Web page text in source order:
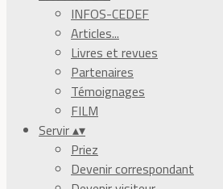
INFOS-CEDEF
Articles...
Livres et revues
Partenaires
Témoignages
FILM
Servir▴▾
Priez
Devenir correspondant